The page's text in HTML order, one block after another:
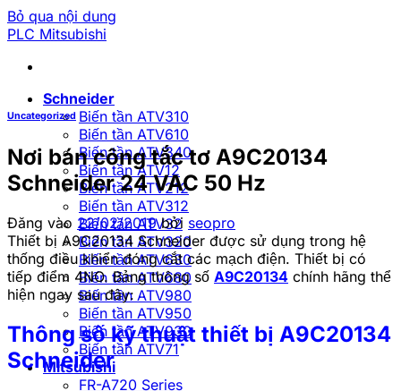
Bỏ qua nội dung
PLC Mitsubishi
Schneider
Biến tần ATV310
Biến tần ATV610
Biến tần ATV340
Biến tần ATV12
Biến tần ATV212
Biến tần ATV312
Biến tần ATV32
Biến tần ATV320
Biến tần ATV630
Biến tần ATV680
Biến tần ATV980
Biến tần ATV950
Biến tần ATV930
Biến tần ATV71
Mitsubishi
FR-A720 Series
Uncategorized
Nơi bán công tắc tơ A9C20134
Schneider 24 VAC 50 Hz
Đăng vào 22/02/2019 bởi seopro
Thiết bị A9C20134 Schneider được sử dụng trong hệ
thống điều khiển đóng cắt các mạch điện. Thiết bị có
tiếp điểm 4NO. Bảng thông số A9C20134 chính hãng thể
hiện ngay sau đây:
Thông số kỹ thuật thiết bị A9C20134
Schneider